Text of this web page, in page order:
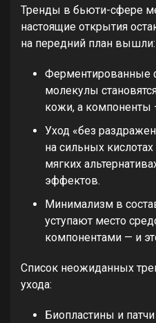
Тренды в бьюти-сфере
настоящие открытия
на передний план вышли:
молекулы
кожи, а компоненты
Уход «без
на сильных
мягких
эффектов.
Минимализм в
уступают место
компонентами — и
Список неожиданных
ухода:
Биопластины и